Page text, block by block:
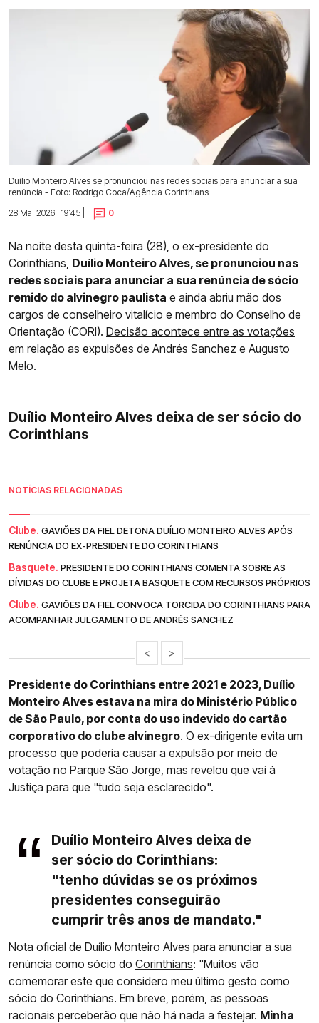
Duílio Monteiro Alves se pronunciou nas redes sociais para anunciar a sua
renúncia - Foto: Rodrigo Coca/Agência Corinthians
28 Mai 2026 | 19:45 |
0
Na noite desta quinta-feira (28), o ex-presidente do
Corinthians, Duílio Monteiro Alves, se pronunciou nas
redes sociais para anunciar a sua renúncia de sócio
remido do alvinegro paulista e ainda abriu mão dos
cargos de conselheiro vitalício e membro do Conselho de
Orientação (CORI). Decisão acontece entre as votações
em relação as expulsões de Andrés Sanchez e Augusto
Melo.
Duílio Monteiro Alves deixa de ser sócio do
Corinthians
NOTÍCIAS RELACIONADAS
Clube. GAVIÕES DA FIEL DETONA DUÍLIO MONTEIRO ALVES APÓS
RENÚNCIA DO EX-PRESIDENTE DO CORINTHIANS
Basquete. PRESIDENTE DO CORINTHIANS COMENTA SOBRE AS
DÍVIDAS DO CLUBE E PROJETA BASQUETE COM RECURSOS PRÓPRIOS
Clube. GAVIÕES DA FIEL CONVOCA TORCIDA DO CORINTHIANS PARA
ACOMPANHAR JULGAMENTO DE ANDRÉS SANCHEZ
< >
Presidente do Corinthians entre 2021 e 2023, Duílio
Monteiro Alves estava na mira do Ministério Público
de São Paulo, por conta do uso indevido do cartão
corporativo do clube alvinegro. O ex-dirigente evita um
processo que poderia causar a expulsão por meio de
votação no Parque São Jorge, mas revelou que vai à
Justiça para que "tudo seja esclarecido".
Duílio Monteiro Alves deixa de
ser sócio do Corinthians:
"tenho dúvidas se os próximos
presidentes conseguirão
cumprir três anos de mandato."
Nota oficial de Duílio Monteiro Alves para anunciar a sua
renúncia como sócio do Corinthians: "Muitos vão
comemorar este que considero meu último gesto como
sócio do Corinthians. Em breve, porém, as pessoas
racionais perceberão que não há nada a festejar. Minha